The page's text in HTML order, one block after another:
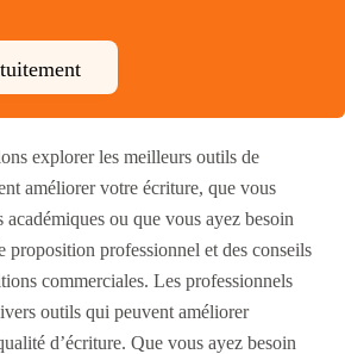
explorer les meilleurs outils de
améliorer votre écriture, que vous
académiques ou que vous ayez besoin
proposition professionnel et des conseils
commerciales. Les professionnels
outils qui peuvent améliorer
d’écriture. Que vous ayez besoin